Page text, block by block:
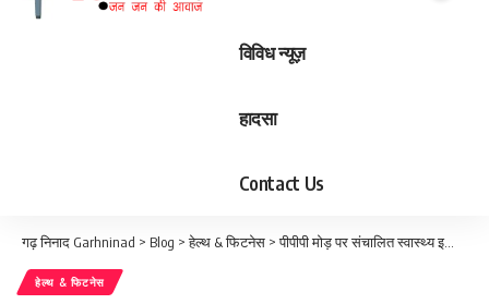
विविध न्यूज़
हादसा
Contact Us
गढ़ निनाद Garhninad > Blog >हेल्थ & फिटनेस >पीपीपी मोड़ पर संचालित स्वास्थ्य इकाइयों हेतु समन्वय कार्यशाला संपन्न
हेल्थ & फिटनेस